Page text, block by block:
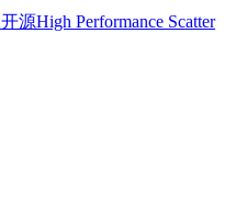
开源High Performance Scatter